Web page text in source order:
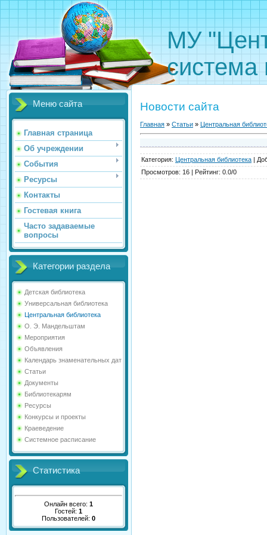
МУ
система
Меню сайта
Главная страница
Об учреждении
События
Ресурсы
Контакты
Гостевая книга
Часто задаваемые
вопросы
Категории раздела
Детская библиотека
Универсальная библиотека
Центральная библиотека
О. Э. Мандельштам
Мероприятия
Объявления
Календарь знаменательных дат
Статьи
Документы
Библиотекарям
Ресурсы
Конкурсы и проекты
Краеведение
Системное расписание
Статистика
Онлайн всего: 1
Гостей: 1
Пользователей: 0
Новости сайта
Главная » Статьи » Центральная
Категория: Центральная библиотека |
Просмотров: 16 | Рейтинг: 0.0/0